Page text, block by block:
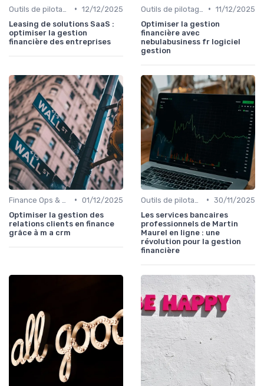
• 12/12/2025
Leasing de solutions SaaS :
optimiser la gestion
financière des entreprises
• 11/12/2025
Optimiser la gestion
financière avec
nebulabusiness fr logiciel
gestion
• 01/12/2025
Optimiser la gestion des
relations clients en finance
grâce à m a crm
• 30/11/2025
Les services bancaires
professionnels de Martin
Maurel en ligne : une
révolution pour la gestion
financière